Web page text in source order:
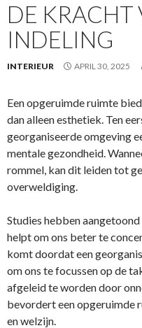
DE KRACHT
INDELING
INTERIEUR APRIL 30, 2025
Een opgeruimde ruimte
dan alleen esthetiek. Ten
georganiseerde omgeving
mentale gezondheid.
rommel, kan dit leiden tot
overweldiging.
Studies hebben
helpt om ons beter te
komt doordat een
om ons te focussen op de
afgeleid te worden door
bevordert een opgeruimde
en welzijn.